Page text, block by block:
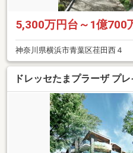
5,300万円台～1億700
神奈川県横浜市青葉区荏田西４
ドレッセたまプラーザ プ